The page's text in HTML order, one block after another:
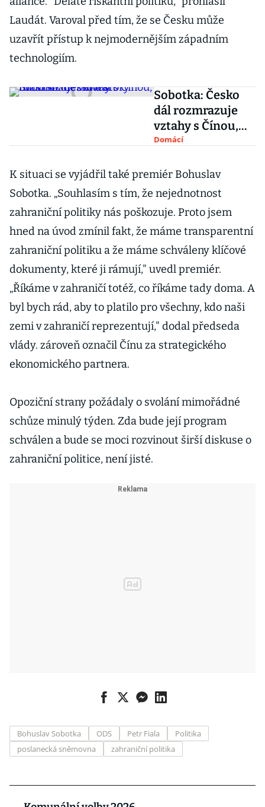
Laudát. Varoval před tím, že se Česku může
uzavřít přístup k nejmodernějším západním
technologiím.
Sobotka: Česko
dál rozmrazuje
vztahy s Čínou,
musí shánět
Domácí
K situaci se vyjádřil také premiér Bohuslav
Sobotka. „Souhlasím s tím, že nejednotnost
zahraniční politiky nás poškozuje. Proto jsem
hned na úvod zmínil fakt, že máme transparentní
zahraniční politiku a že máme schváleny klíčové
dokumenty, které ji rámují," uvedl premiér.
„Říkáme v zahraničí totéž, co říkáme tady doma. A
byl bych rád, aby to platilo pro všechny, kdo naši
zemi v zahraničí reprezentují," dodal předseda
vlády. zároveň označil Čínu za strategického
ekonomického partnera.
Opoziční strany požádaly o svolání mimořádné
schůze minulý týden. Zda bude její program
schválen a bude se moci rozvinout širší diskuse o
zahraniční politice, není jisté.
Bohuslav Sobotka ODS Petr Fiala
Politika
poslanecká sněmovna
zahraniční politika